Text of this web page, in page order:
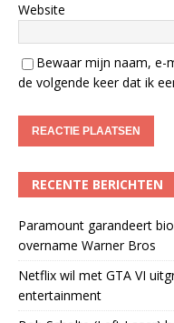
Website
Bewaar mijn naam, e-
de volgende keer dat ik
RECENTE BERICHTEN
Paramount garandeert
overname Warner Bros
Netflix wil met GTA VI
entertainment